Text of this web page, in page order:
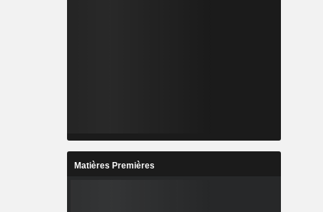
Matières Premières